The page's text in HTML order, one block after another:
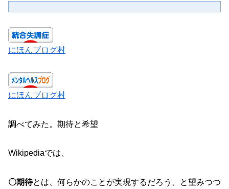
にほんブログ村
にほんブログ村
調べてみた。期待と希望
Wikipediaでは、
〇期待とは、何らかのことが実現するだろう、と望みつつ